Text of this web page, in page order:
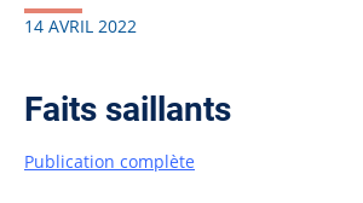
14 AVRIL 2022
Faits saillants
Publication complète